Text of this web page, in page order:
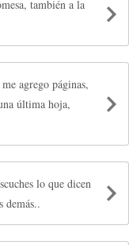
también a la
agrego páginas,
última hoja,
lo que dicen
demás..